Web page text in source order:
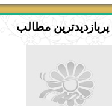
پربازديدترين مطالب